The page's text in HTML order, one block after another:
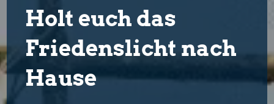
Holt euch das
Friedenslicht nach
Hause